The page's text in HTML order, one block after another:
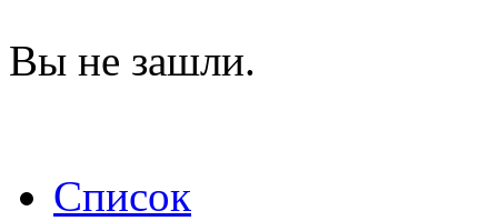
Вы не зашли.
Список